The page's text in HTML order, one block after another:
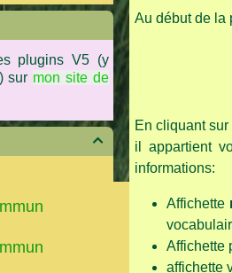
plugins V5 (y
sur mon site de

Au début de la
En cliquant
il appartient
informations:
Affichette
Affichette
affichette